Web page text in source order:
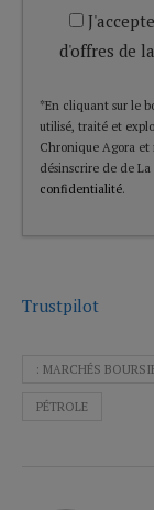
d'offres de
*En cliquant sur le
utilisé, traité et
Chronique Agora et
désinscrire de de
confidentialité.
Trustpilot
: MARCHÉS
PÉTROLE